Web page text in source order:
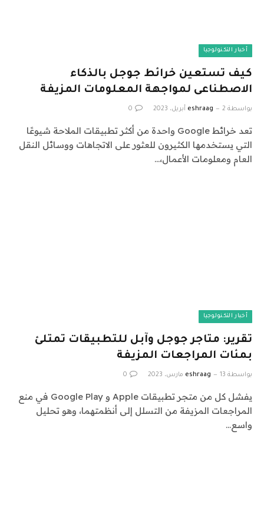
أخبار التكنولوجيا
كيف تستعين خرائط جوجل بالذكاء
الاصطناعى لمواجهة المعلومات المزيفة
بواسطة eshraag 2 أبريل، 2023 0
تعد خرائط Google واحدة من أكثر تطبيقات الملاحة شيوعًا
التي يستخدمها الكثيرون للعثور على الاتجاهات ووسائل النقل
العام ومعلومات الأعمال،…
أخبار التكنولوجيا
تقرير: متاجر جوجل وآبل للتطبيقات تمتلئ
بمئات المراجعات المزيفة
بواسطة eshraag 13 مارس، 2023 0
يفشل كل من متجر تطبيقات Apple و Google Play في منع
المراجعات المزيفة من التسلل إلى أنظمتهما، وهو تحليل
واسع…